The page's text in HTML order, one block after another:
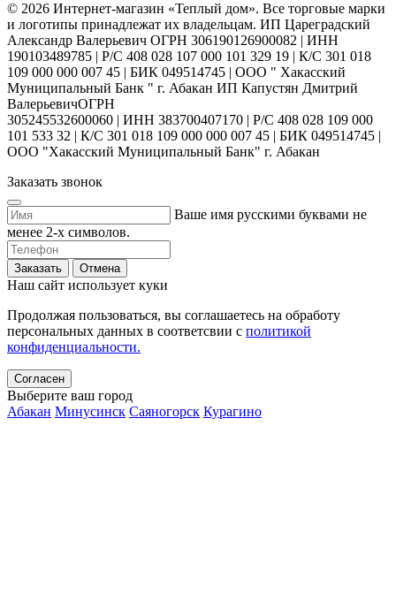
© 2026 Интернет-магазин «Теплый дом». Все торговые марки
и логотипы принадлежат их владельцам. ИП Цареградский
Александр Валерьевич ОГРН 306190126900082 | ИНН
190103489785 | Р/С 408 028 107 000 101 329 19 | К/С 301 018
109 000 000 007 45 | БИК 049514745 | ООО " Хакасский
Муниципальный Банк " г. Абакан ИП Капустян Дмитрий
ВалерьевичОГРН
305245532600060 | ИНН 383700407170 | Р/С 408 028 109 000
101 533 32 | К/С 301 018 109 000 000 007 45 | БИК 049514745 |
ООО "Хакасский Муниципальный Банк" г. Абакан
Заказать звонок
Ваше имя русскими буквами не
менее 2-х символов.
Заказать Отмена
Наш сайт использует куки
Продолжая пользоваться, вы соглашаетесь на обработу
персональных данных в соответсвии с политикой
конфиденциальности.
Согласен
Выберите ваш город
Абакан Минусинск Саяногорск Курагино